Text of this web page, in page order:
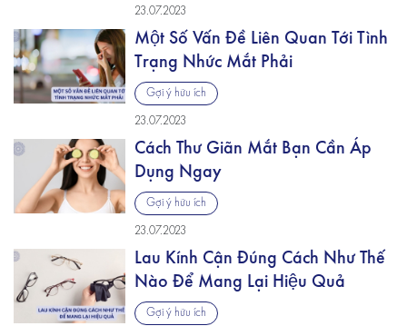
23.07.2023
Một Số Vấn Đề Liên Quan Tới Tình
Trạng Nhức Mắt Phải
Gợi ý hữu ích
23.07.2023
Cách Thư Giãn Mắt Bạn Cần Áp
Dụng Ngay
Gợi ý hữu ích
23.07.2023
Lau Kính Cận Đúng Cách Như Thế
Nào Để Mang Lại Hiệu Quả
Gợi ý hữu ích